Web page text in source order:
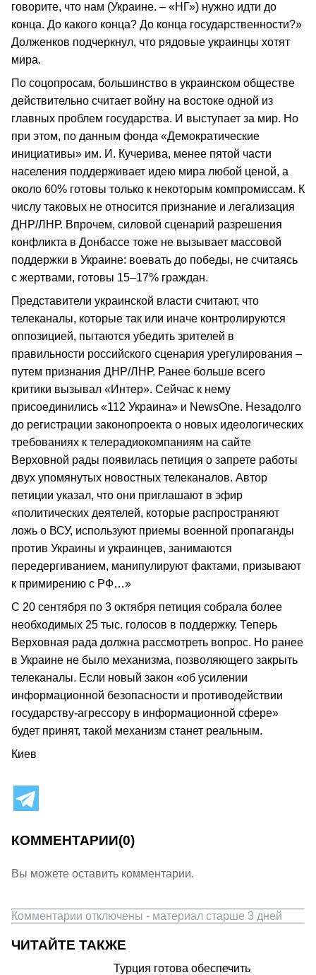
говорите, что нам (Украине. – «НГ») нужно идти до
конца. До какого конца? До конца государственности?»
Долженков подчеркнул, что рядовые украинцы хотят
мира.
По соцопросам, большинство в украинском обществе
действительно считает войну на востоке одной из
главных проблем государства. И выступает за мир. Но
при этом, по данным фонда «Демократические
инициативы» им. И. Кучерива, менее пятой части
населения поддерживает идею мира любой ценой, а
около 60% готовы только к некоторым компромиссам. К
числу таковых не относится признание и легализация
ДНР/ЛНР. Впрочем, силовой сценарий разрешения
конфликта в Донбассе тоже не вызывает массовой
поддержки в Украине: воевать до победы, не считаясь
с жертвами, готовы 15–17% граждан.
Представители украинской власти считают, что
телеканалы, которые так или иначе контролируются
оппозицией, пытаются убедить зрителей в
правильности российского сценария урегулирования –
путем признания ДНР/ЛНР. Ранее больше всего
критики вызывал «Интер». Сейчас к нему
присоединились «112 Украина» и NewsOne. Незадолго
до регистрации законопроекта о новых идеологических
требованиях к телерадиокомпаниям на сайте
Верховной рады появилась петиция о запрете работы
двух упомянутых новостных телеканалов. Автор
петиции указал, что они приглашают в эфир
«политических деятелей, которые распространяют
ложь о ВСУ, используют приемы военной пропаганды
против Украины и украинцев, занимаются
передергиванием, манипулируют фактами, призывают
к примирению с РФ…»
С 20 сентября по 3 октября петиция собрала более
необходимых 25 тыс. голосов в поддержку. Теперь
Верховная рада должна рассмотреть вопрос. Но ранее
в Украине не было механизма, позволяющего закрыть
телеканалы. Если новый закон «об усилении
информационной безопасности и противодействии
государству-агрессору в информационной сфере»
будет принят, такой механизм станет реальным.
Киев
КОММЕНТАРИИ(0)
Вы можете оставить комментарии.
Комментарии отключены - материал старше 3 дней
ЧИТАЙТЕ ТАКЖЕ
Турция готова обеспечить